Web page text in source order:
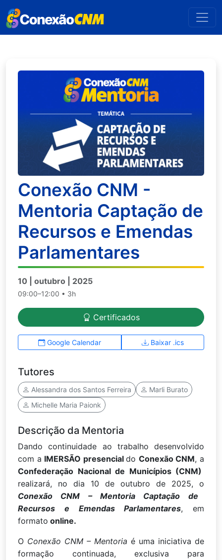
Conexão CNM -
Mentoria Captação de
Recursos e Emendas
Parlamentares
10 | outubro | 2025
09:00–12:00 • 3h
Certificados
Google Calendar Baixar .ics
Tutores
Alessandra dos Santos Ferreira
Marli Burato
Michelle Maria Paionk
Descrição da Mentoria
Dando continuidade ao trabalho desenvolvido
com a IMERSÃO presencialdo Conexão CNM, a
Confederação Nacional de Municípios (CNM)
realizará, no dia 10 de outubro de 2025, o
Conexão CNM – Mentoria Captação de
Recursos e Emendas Parlamentares, em
formato online.
O Conexão CNM – Mentoria é uma iniciativa de
formação continuada, exclusiva para